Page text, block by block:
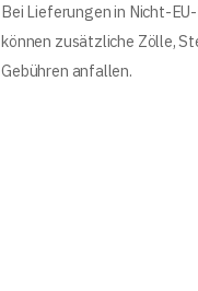
Bei Lieferungen in Nicht-
können zusätzliche Zölle,
Gebühren anfallen.